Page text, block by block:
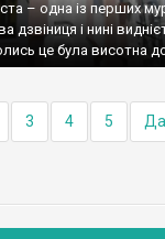
– одна із перших
і нині
це була висотна
3 4 5